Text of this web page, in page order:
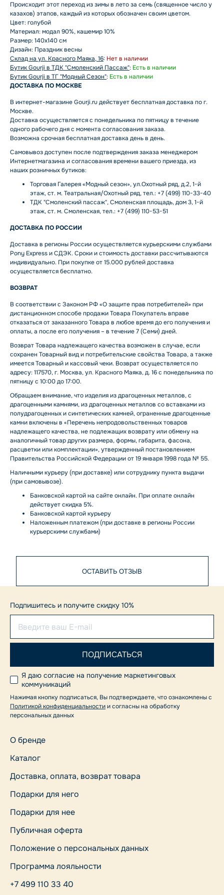
Происходит этот переход из зимы в лето за семь (священное число у
казахов) этапов, каждый из которых обозначен своим цветом.
Цвет: голубой
Материал: модал 90%, кашемир 10%
Размер: 140x140 см
Дизайн: Праздник весны
Склад на ул. Красного Маяка, 16: Нет в наличии
Бутик Gourji в ТДК "Смоленский Пассаж": Есть в наличии
Бутик Gourji в ТГ "Модный Сезон": Есть в наличии
ДОСТАВКА ПО МОСКВЕ
В интернет-магазине Gourji.ru действует бесплатная доставка по г.
Москве.
Доставка осуществляется с понедельника по пятницу в течение
одного рабочего дня с момента согласования заказа.
Возможна срочная бесплатная доставка день в день.
Самовывоз доступен после подтверждения заказа менеджером
Интернетмагазина и согласования времени вашего приезда, из
наших розничных бутиков:
Торговая Галерея «Модный сезон», ул.Охотный ряд, д.2, 1-й
этаж, ст. м. Театральная/Охотный ряд, тел.: +7 (499) 110-33-40
ТДК "Смоленский пассаж", Смоленская площадь, дом 3, 1-й
этаж, ст. м. Смоленская, тел.: +7 (499) 110-53-51
ДОСТАВКА ПО РОССИИ
Доставка в регионы России осуществляется курьерскими службами
Pony Express и СДЭК. Сроки и стоимость доставки рассчитываются
индивидуально. При покупке от 15.000 рублей доставка
осуществляется бесплатно.
ВОЗВРАТ
В соответствии с Законом РФ «О защите прав потребителей» при
дистанционном способе продажи Товара Покупатель вправе
отказаться от заказанного Товара в любое время до его получения и
оплаты, а после его получения – в течение 7 (Семи) дней.
Возврат Товара надлежащего качества возможен в случае, если
сохранен Товарный вид и потребительские свойства Товара, а также
имеется Товарный и кассовый чеки. Возврат осуществляется по
адресу: 117570, г. Москва, ул. Красного Маяка, д. 16 с понедельника по
пятницу с 10:00 до 17:00.
Обращаем внимание, что изделия из драгоценных металлов, с
драгоценными камнями, из драгоценных металлов со вставками из
полудрагоценных и синтетических камней, ограненные драгоценные
камни включены в «Перечень непродовольственных товаров
надлежащего качества, не подлежащих возврату или обмену на
аналогичный товар других размера, формы, габарита, фасона,
расцветки или комплектации», утвержденный постановлением
Правительства Российской Федерации от 19 января 1998 года № 55.
Наличными курьеру (при доставке) или сотруднику пункта выдачи
(при самовывозе).
Банковской картой на сайте онлайн. При оплате онлайн
действует скидка 5%.
Банковской картой курьеру
Наложенным платежом (при доставке в регионы России
курьерскими службами)
ОСТАВИТЬ ОТЗЫВ
О бренде
Каталог
Доставка, оплата, возврат товара
Подарки для него
Подарки для нее
Публичная оферта
Положение о персональных данных
Программа лояльности
+7 499 110 33 40
Подпишитесь и получите скидку 10%
Я даю согласие на получение маркетинговых
коммуникаций
Нажимая кнопку подписаться, Вы подтверждаете, что ознакомлены с
Политикой конфиденциальностии согласны на обработку
персональных данных